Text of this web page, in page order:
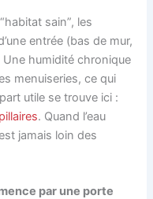
sain”, les
entrée (bas de mur,
humidité chronique
menuiseries, ce qui
utile se trouve ici :
. Quand l’eau
jamais loin des
par une porte